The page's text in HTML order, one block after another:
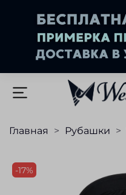
Главная Рубашки
-17%